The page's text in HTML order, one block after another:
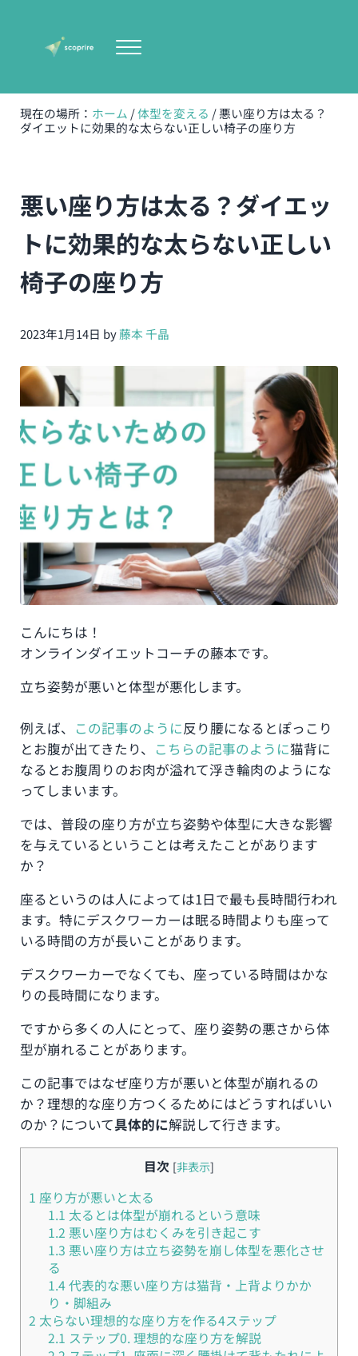
Menu
現在の場所： ホーム /体型を変える /悪い座り方は太る？
ダイエットに効果的な太らない正しい椅子の座り方
悪い座り方は太る？ダイエッ
トに効果的な太らない正しい
椅子の座り方
2023年1月14日 by藤本 千晶
こんにちは！
オンラインダイエットコーチの藤本です。
立ち姿勢が悪いと体型が悪化します。
例えば、 この記事のように反り腰になるとぽっこり
とお腹が出てきたり、 こちらの記事のように猫背に
なるとお腹周りのお肉が溢れて浮き輪肉のようにな
ってしまいます。
では、普段の座り方が立ち姿勢や体型に大きな影響
を与えているということは考えたことがあります
か？
座るというのは人によっては1日で最も長時間行われ
ます。特にデスクワーカーは眠る時間よりも座って
いる時間の方が長いことがあります。
デスクワーカーでなくても、座っている時間はかな
りの長時間になります。
ですから多くの人にとって、座り姿勢の悪さから体
型が崩れることがあります。
この記事ではなぜ座り方が悪いと体型が崩れるの
か？理想的な座り方つくるためにはどうすればいい
のか？について具体的に解説して行きます。
目次 [非表示]
1 座り方が悪いと太る
1.1 太るとは体型が崩れるという意味
1.2 悪い座り方はむくみを引き起こす
1.3 悪い座り方は立ち姿勢を崩し体型を悪化させ
る
1.4代表的な悪い座り方は猫背・上背よりかか
り・脚組み
2 太らない理想的な座り方を作る4ステップ
2.1 ステップ0. 理想的な座り方を解説